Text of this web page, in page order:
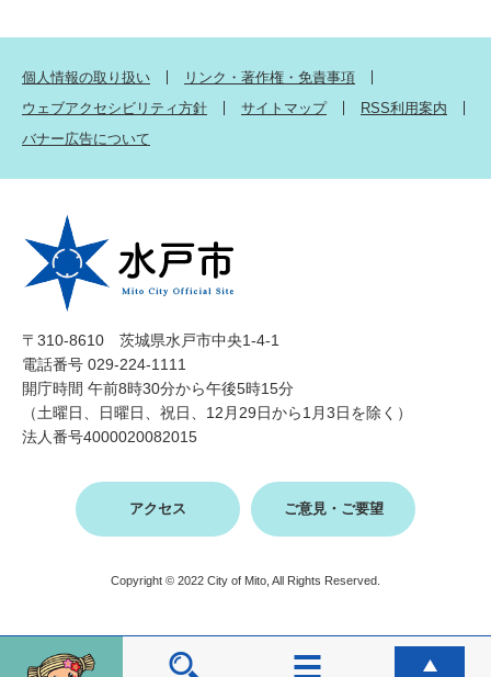
個人情報の取り扱い
リンク・著作権・免責事項
ウェブアクセシビリティ方針
サイトマップ
RSS利用案内
バナー広告について
〒310-8610 茨城県水戸市中央1-4-1
電話番号 029-224-1111
開庁時間 午前8時30分から午後5時15分
（土曜日、日曜日、祝日、12月29日から1月3日を除く）
法人番号4000020082015
アクセス ご意見・ご要望
Copyright © 2022 City of Mito, All Rights Reserved.